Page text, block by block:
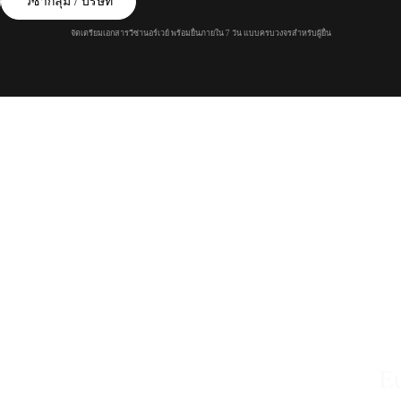
จัดเตรียมเอกสารวีซ่านอร์เวย์ พร้อมยื่นภายใน 7 วัน แบบครบวงจรสำหรับผู้ยื่น